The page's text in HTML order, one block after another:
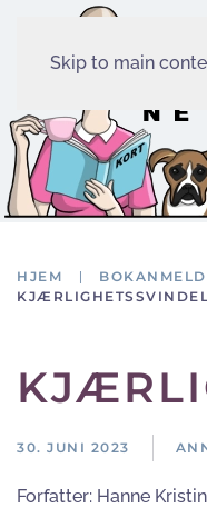
Skip to main
HJEM
KJÆRLIGHETSSVINDEL
30. JUNI 2023
Forfatter: Hanne